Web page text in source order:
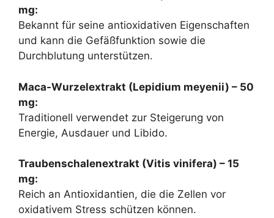
mg:
Bekannt für seine antioxidativen Eigenschaften
und kann die Gefäßfunktion sowie die
Durchblutung unterstützen.
Maca-Wurzelextrakt (Lepidium meyenii) – 50
mg:
Traditionell verwendet zur Steigerung von
Energie, Ausdauer und Libido.
Traubenschalenextrakt (Vitis vinifera) – 15
mg:
Reich an Antioxidantien, die die Zellen vor
oxidativem Stress schützen können.